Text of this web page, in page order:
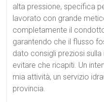
alta pressione, specifica
lavorato con grande
completamente il
garantendo che il flusso
dato consigli preziosi
evitare che ricapiti. Un
mia attività, un servizio
provincia.